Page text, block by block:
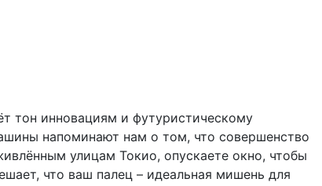
тон инновациям и футуристическому
напоминают нам о том, что совершенство
улицам Токио, опускаете окно, чтобы
что ваш палец – идеальная мишень для